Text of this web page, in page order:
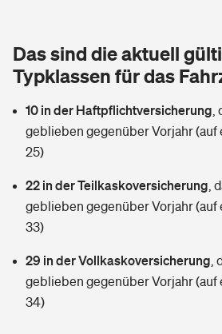
Tools
Wer versichert was: Jetzt Versicherer
Sie haben Fragen?
Glasversicherung
Mietkautionsversicherung
Restkreditversicherung
Zur Übersicht
Tools
Kinderunfall­ver­si­che­rung
Kinderinvalidität
Hundehalter-Haftpflicht
Handyversicherung
Dread-Disease-Versicherung
Tierkrankenversicherung
Zur Übersicht
Tools
Wer versichert was: Jetzt Versicherer
Sie haben Fragen?
Das sind die aktuell
Typklassen für das
10 in der Haftpflichtversicherung
geblieben gegenüber Vorjahr (auf
25)
22 in der Teilkaskoversicherung
geblieben gegenüber Vorjahr (auf
33)
29 in der Vollkaskoversicherung
geblieben gegenüber Vorjahr (auf
34)